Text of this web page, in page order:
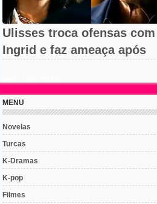
Ulisses troca ofensas com
Ingrid e faz ameaça após
MENU
Novelas
Turcas
K-Dramas
K-pop
Filmes